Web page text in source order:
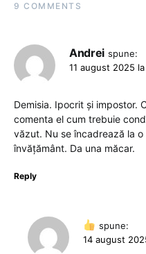
9 COMMENTS
Andrei spune:
11 august 2025
Demisia. Ipocrit și impostor.
comenta el cum trebuie
văzut. Nu se încadrează la
învățământ. Da una măcar.
Reply
spune:
14 august